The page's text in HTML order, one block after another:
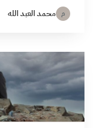
م محمد العبد الله